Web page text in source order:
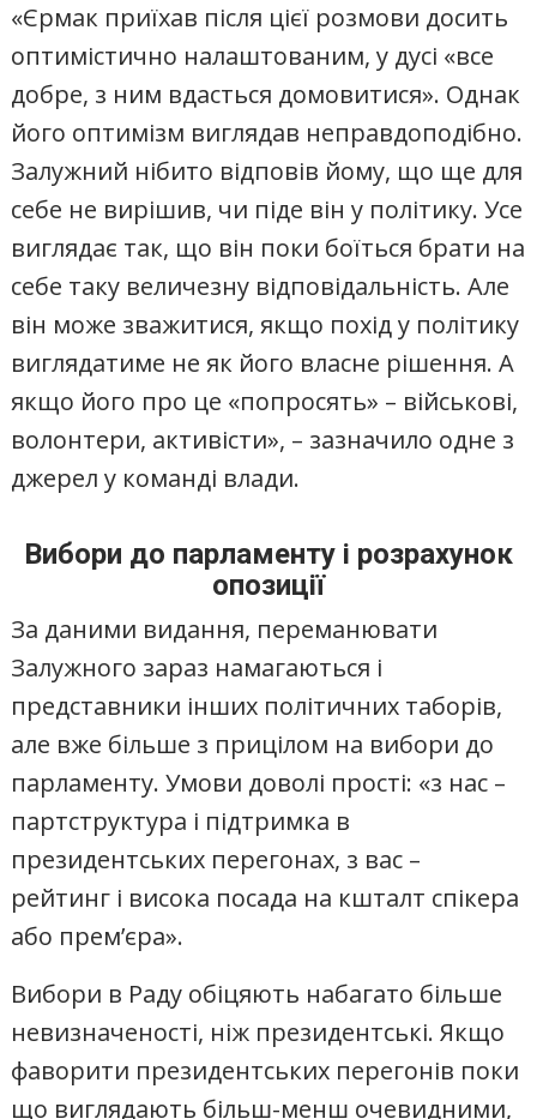
«Єрмак приїхав після цієї розмови досить
оптимістично налаштованим, у дусі «все
добре, з ним вдасться домовитися». Однак
його оптимізм виглядав неправдоподібно.
Залужний нібито відповів йому, що ще для
себе не вирішив, чи піде він у політику. Усе
виглядає так, що він поки боїться брати на
себе таку величезну відповідальність. Але
він може зважитися, якщо похід у політику
виглядатиме не як його власне рішення. А
якщо його про це «попросять» – військові,
волонтери, активісти», – зазначило одне з
джерел у команді влади.
Вибори до парламенту і розрахунок
опозиції
За даними видання, переманювати
Залужного зараз намагаються і
представники інших політичних таборів,
але вже більше з прицілом на вибори до
парламенту. Умови доволі прості: «з нас –
партструктура і підтримка в
президентських перегонах, з вас –
рейтинг і висока посада на кшталт спікера
або прем’єра».
Вибори в Раду обіцяють набагато більше
невизначеності, ніж президентські. Якщо
фаворити президентських перегонів поки
що виглядають більш-менш очевидними,